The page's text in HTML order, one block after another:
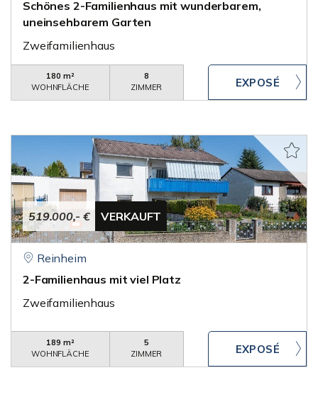
Schönes 2-Familienhaus mit wunderbarem,
uneinsehbarem Garten
Zweifamilienhaus
180 m²
WOHNFLÄCHE
8
ZIMMER
519.000,- € VERKAUFT
Reinheim
2-Familienhaus mit viel Platz
Zweifamilienhaus
189 m²
WOHNFLÄCHE
5
ZIMMER